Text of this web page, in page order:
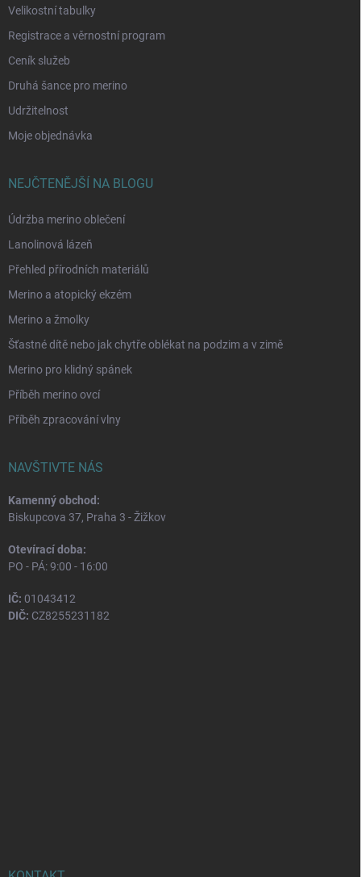
Velikostní tabulky
Registrace a věrnostní program
Ceník služeb
Druhá šance pro merino
Udržitelnost
Moje objednávka
NEJČTENĚJŠÍ NA BLOGU
Údržba merino oblečení
Lanolinová lázeň
Přehled přírodních materiálů
Merino a atopický ekzém
Merino a žmolky
Šťastné dítě nebo jak chytře oblékat na podzim a v zimě
Merino pro klidný spánek
Příběh merino ovcí
Příběh zpracování vlny
NAVŠTIVTE NÁS
Kamenný obchod:
Biskupcova 37, Praha 3 - Žižkov
Otevírací doba:
PO - PÁ: 9:00 - 16:00
IČ: 01043412
DIČ: CZ8255231182